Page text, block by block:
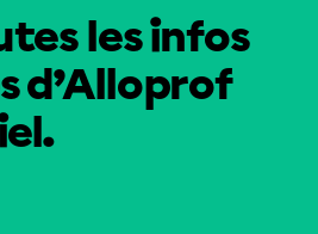
les infos
d’Alloprof